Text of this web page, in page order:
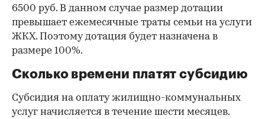
6500 руб. В данном случае размер дотации
превышает ежемесячные траты семьи на услуги
ЖКХ. Поэтому дотация будет назначена в
размере 100%.
Сколько времени платят субсидию
Субсидия на оплату жилищно-коммунальных
услуг начисляется в течение шести месяцев.